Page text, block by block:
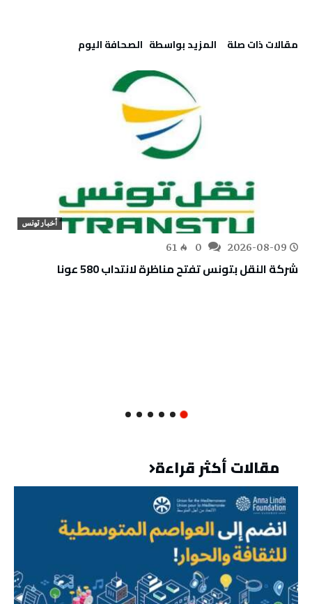
‫مقالات ذات صلة‬ ‫‫المزيد بواسطة‬ ‬ ‭ ‬الصحافة‭ ‬اليوم
أخبار تونس
2026-08-09
61
شركة النقل بتونس تفتح مناظرة لانتداب 580 عونا
مقالات أكثر قراءة